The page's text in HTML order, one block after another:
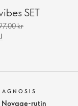
SET
kr
rutin